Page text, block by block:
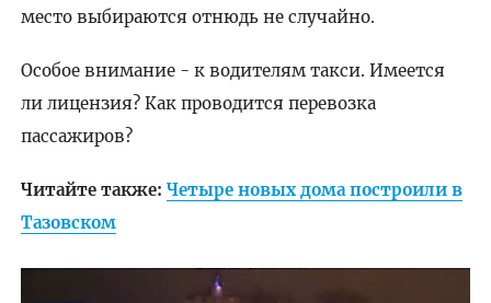
место выбираются отнюдь не случайно.
Особое внимание - к водителям такси. Имеется
ли лицензия? Как проводится перевозка
пассажиров?
Читайте также: Четыре новых дома построили в
Тазовском